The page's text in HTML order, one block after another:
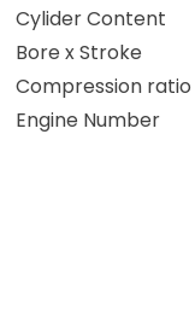
Cylider Content
Bore x Stroke
Compression ratio
Engine Number